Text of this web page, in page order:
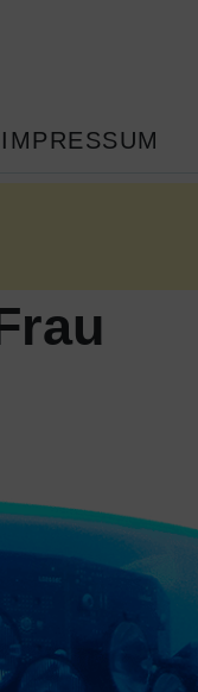
IMPRESSUM